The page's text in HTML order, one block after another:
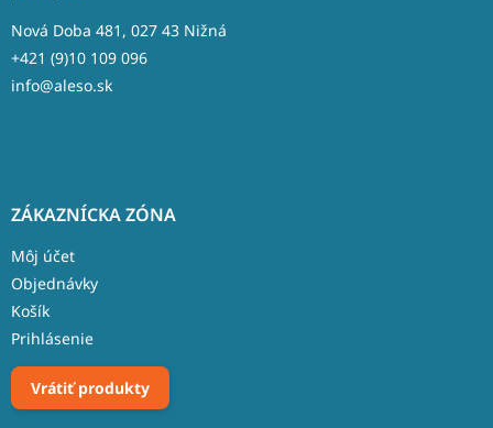
Nová Doba 481, 027 43 Nižná
+421 (9)10 109 096
info@aleso.sk
ZÁKAZNÍCKA ZÓNA
Môj účet
Objednávky
Košík
Prihlásenie
Vrátiť produkty